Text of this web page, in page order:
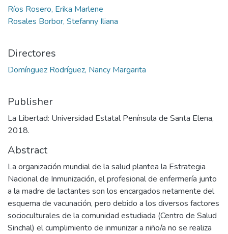
Ríos Rosero, Erika Marlene
Rosales Borbor, Stefanny Iliana
Directores
Domínguez Rodríguez, Nancy Margarita
Publisher
La Libertad: Universidad Estatal Península de Santa Elena,
2018.
Abstract
La organización mundial de la salud plantea la Estrategia
Nacional de Inmunización, el profesional de enfermería junto
a la madre de lactantes son los encargados netamente del
esquema de vacunación, pero debido a los diversos factores
socioculturales de la comunidad estudiada (Centro de Salud
Sinchal) el cumplimiento de inmunizar a niño/a no se realiza